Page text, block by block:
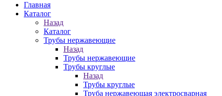
Главная
Каталог
Назад
Каталог
Трубы нержавеющие
Назад
Трубы нержавеющие
Трубы круглые
Назад
Трубы круглые
Труба нержавеющая электросварная